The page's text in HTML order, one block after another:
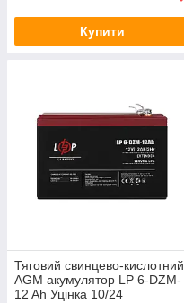
Купити
Тяговий свинцево-кислотний
AGM акумулятор LP 6-DZM-
12 Ah Уцінка 10/24